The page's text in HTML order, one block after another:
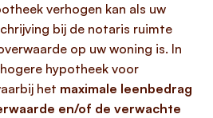
verhogen kan als uw
bij de notaris ruimte
op uw woning is. In
hypotheek voor
het maximale leenbedrag
en/of de verwachte